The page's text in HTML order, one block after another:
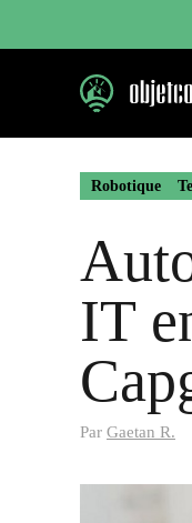
Robotique
IT
Par Gaetan R.